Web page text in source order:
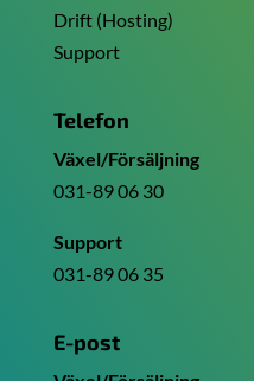
Drift (Hosting)
Support
Telefon
Växel/Försäljning
031-89 06 30
Support
031-89 06 35
E-post